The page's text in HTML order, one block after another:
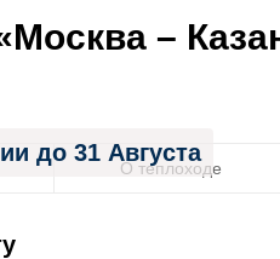
–
до 31 Августа
О теплоходе